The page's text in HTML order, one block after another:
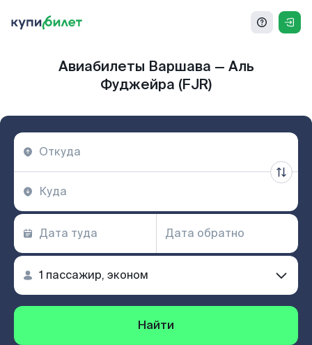
Авиабилеты Варшава — Аль
Фуджейра (FJR)
Найти